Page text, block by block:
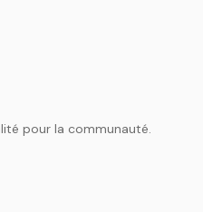
pour la communauté.